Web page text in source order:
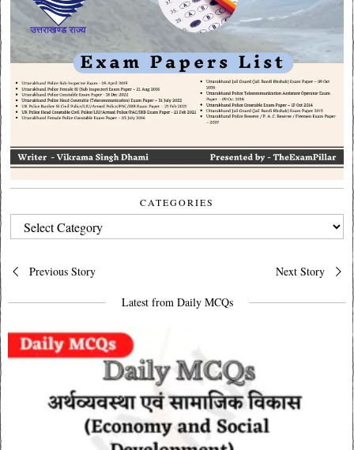
CATEGORIES
CATEGORIES
Post
navigation
Previous Story Next Story
Latest from Daily MCQs